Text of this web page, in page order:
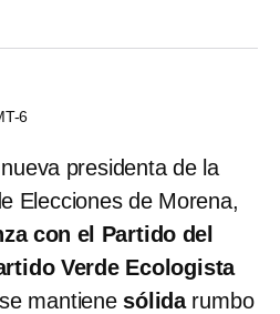
6
presidenta de la
Elecciones de Morena,
con el Partido del
Verde Ecologista
mantiene sólidarumbo